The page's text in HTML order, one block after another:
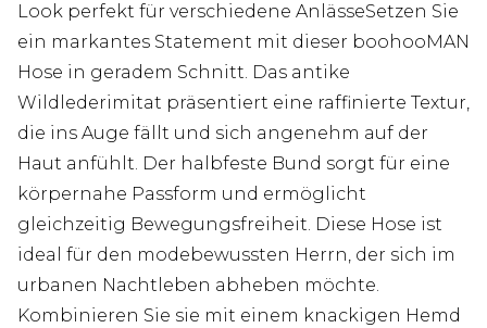
Look perfekt für verschiedene AnlässeSetzen Sie
ein markantes Statement mit dieser boohooMAN
Hose in geradem Schnitt. Das antike
Wildlederimitat präsentiert eine raffinierte Textur,
die ins Auge fällt und sich angenehm auf der
Haut anfühlt. Der halbfeste Bund sorgt für eine
körpernahe Passform und ermöglicht
gleichzeitig Bewegungsfreiheit. Diese Hose ist
ideal für den modebewussten Herrn, der sich im
urbanen Nachtleben abheben möchte.
Kombinieren Sie sie mit einem knackigen Hemd